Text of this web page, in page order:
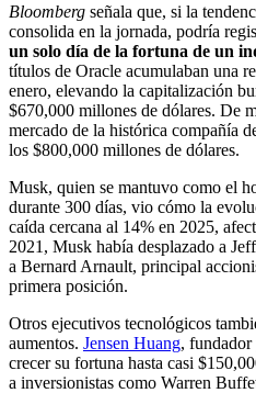
Bloomberg señala que, si la
consolida en la jornada, podría
un solo día de la fortuna de un
títulos de Oracle acumulaban una
enero, elevando la capitalización
$670,000 millones de dólares. De
mercado de la histórica compañía
los $800,000 millones de dólares.
Musk, quien se mantuvo como el
durante 300 días, vio cómo la
caída cercana al 14% en 2025,
2021, Musk había desplazado a
a Bernard Arnault, principal
primera posición.
Otros ejecutivos tecnológicos
aumentos. Jensen Huang,
crecer su fortuna hasta casi
a inversionistas como Warren